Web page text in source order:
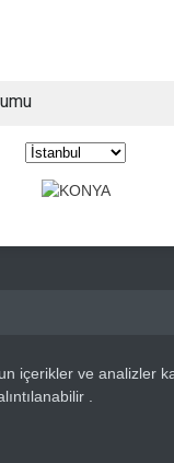
içerikler ve analizler
.